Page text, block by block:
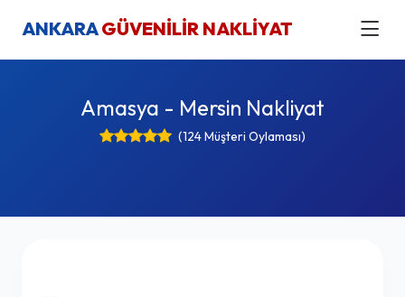
ANKARAGÜVENİLİR NAKLİYAT
Amasya - Mersin Nakliyat
(124 Müşteri Oylaması)